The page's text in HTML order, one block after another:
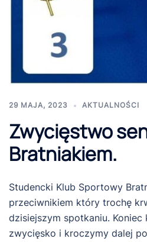
29 MAJA, 2023 AKTUALNOŚCI
Zwycięstwo
Bratniakiem.
Studencki Klub Sportowy
przeciwnikiem który trochę
dzisiejszym spotkaniu.
zwycięsko i kroczymy dalej